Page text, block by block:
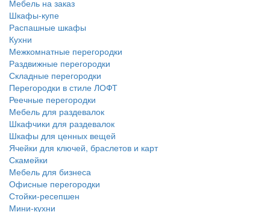
Мебель на заказ
Шкафы-купе
Распашные шкафы
Кухни
Межкомнатные перегородки
Раздвижные перегородки
Складные перегородки
Перегородки в стиле ЛОФТ
Реечные перегородки
Мебель для раздевалок
Шкафчики для раздевалок
Шкафы для ценных вещей
Ячейки для ключей, браслетов и карт
Скамейки
Мебель для бизнеса
Офисные перегородки
Стойки-ресепшен
Мини-кухни